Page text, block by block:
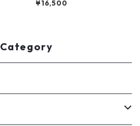
¥16,500
Category